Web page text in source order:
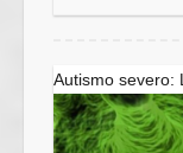
Autismo severo: